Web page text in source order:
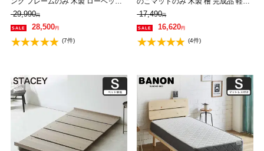
天然木 ロング パイン材 |ナチュラル
ホワイト ブラウン 棚
29,990円
28,500円
(7件)
二分割可能 布団が干せる コンパク
17,490円
16,620円
(4件)